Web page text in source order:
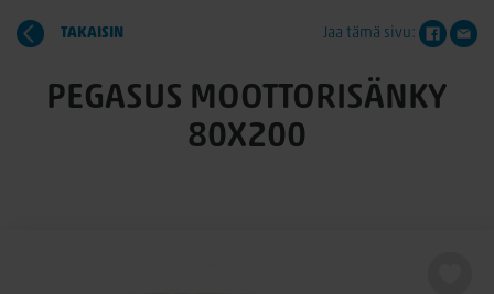
TAKAISIN Jaa tämä sivu:
PEGASUS MOOTTORISÄNKY
80X200